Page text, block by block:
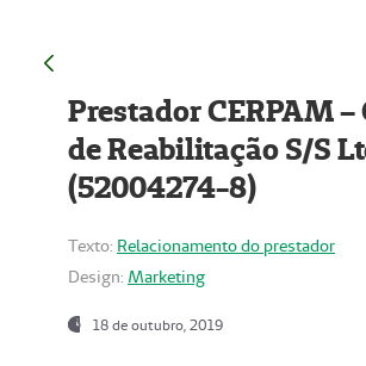
Prestador CERPAM –
de Reabilitação S/S
(52004274-8)
Texto: Relacionamento do prestador
Design: Marketing
18 de outubro, 2019